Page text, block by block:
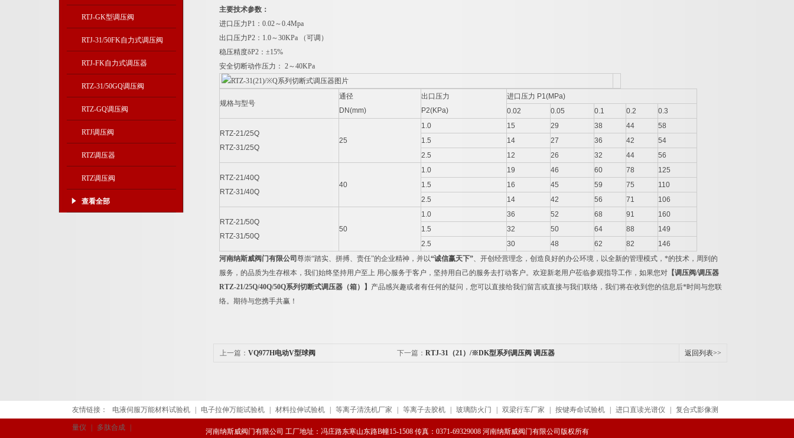
RTJ-GK型调压阀
RTJ-31/50FK自力式调压阀
RTJ-FK自力式调压器
RTZ-31/50GQ调压阀
RTZ-GQ调压阀
RTJ调压阀
RTZ调压器
RTZ调压阀
查看全部
主要技术参数：
进口压力P1：0.02～0.4Mpa
出口压力P2：1.0～30KPa （可调）
稳压精度δP2：±15%
安全切断动作压力： 2～40KPa
规格与型号
通径
DN(mm)
出口压力
P2(KPa)
进口压力 P1(MPa)
0.02
0.05 0.1 0.2 0.3
RTZ-21/25Q
RTZ-31/25Q
25
1.0 15 29 38 44
58
1.5
14 27 36 42
54
2.5
12 26 32 44 56
RTZ-21/40Q
RTZ-31/40Q
40
1.0 19 46 60 78
125
1.5
16 45 59 75
110
2.5
14 42 56 71 106
RTZ-21/50Q
RTZ-31/50Q
50
1.0 36 52 68 91
160
1.5
32 50 64 88
149
2.5
30 48 62 82
146
河南纳斯威阀门有限公司 尊崇“踏实、拼搏、责任”的企业精神，并以“诚信赢天下”、开创经营理念，创造良好的办公环境，以全新的管理模式，*的技术，周到的
服务，的品质为生存根本，我们始终坚持用户至上 用心服务于客户，坚持用自己的服务去打动客户。欢迎新老用户莅临参观指导工作，如果您对 【调压阀/调压器
RTZ-21/25Q/40Q/50Q系列切断式调压器（箱） 】 产品感兴趣或者有任何的疑问，您可以直接给我们留言或直接与我们联络，我们将在收到您的信息后*时间与您联
络。期待与您携手共赢！
上一篇： VQ977H电动V型球阀 下一篇： RTJ-31（21）/※DK型系列调压阀 调压器 返回列表>>
友情链接： 电液伺服万能材料试验机 电子拉伸万能试验机 材料拉伸试验机 等离子清洗机厂家 等离子去胶机 玻璃防火门 双梁行车厂家 按键寿命试验机 进口直读光谱仪 复合式影像测
量仪 多肽合成 河南纳斯威阀门有限公司 工厂地址：冯庄路东寒山东路B幢15-1508 传真：0371-69329008 河南纳斯威阀门有限公司版权所有